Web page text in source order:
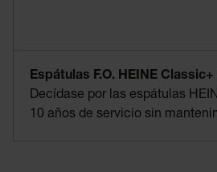
Espátulas F.O. HEINE Classic+
Decídase por las espátulas
10 años de servicio sin